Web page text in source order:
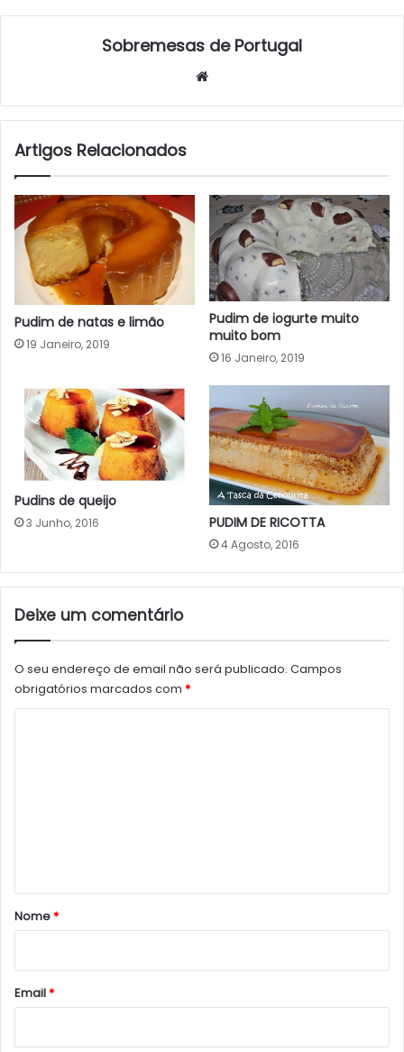
Sobremesas de Portugal
Artigos Relacionados
Pudim de natas e limão
19 Janeiro, 2019
Pudim de iogurte muito
muito bom
16 Janeiro, 2019
Pudins de queijo
3 Junho, 2016 PUDIM DE RICOTTA
4 Agosto, 2016
Deixe um comentário
O seu endereço de email não será publicado. Campos
obrigatórios marcados com *
r
*
Nome*
Email*